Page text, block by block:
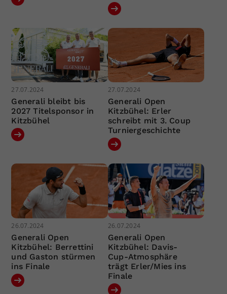
27.07.2024
Generali bleibt bis
2027 Titelsponsor in
Kitzbühel
27.07.2024
Generali Open
Kitzbühel: Erler
schreibt mit 3. Coup
Turniergeschichte
26.07.2024
Generali Open
Kitzbühel: Berrettini
und Gaston stürmen
ins Finale
26.07.2024
Generali Open
Kitzbühel: Davis-
Cup-Atmosphäre
trägt Erler/Mies ins
Finale